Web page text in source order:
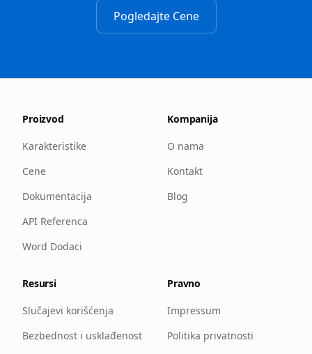
Pogledajte Cene
Proizvod
Karakteristike
Cene
Dokumentacija
API Referenca
Word Dodaci
Kompanija
O nama
Kontakt
Blog
Resursi
Slučajevi korišćenja
Bezbednost i usklađenost
Pravno
Impressum
Politika privatnosti